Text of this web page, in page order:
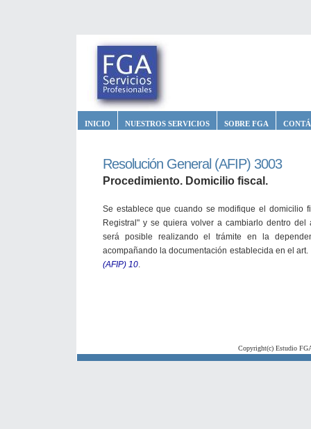
INICIO NUESTROS SERVICIOS SOBRE FGA
Resolución General (AFIP) 3003
Procedimiento. Domicilio fiscal.
Se establece que cuando se modifique el domicilio
Registral" y se quiera volver a cambiarlo dentro
será posible realizando el trámite en la
acompañando la documentación establecida en el art.
(AFIP) 10.
Copyright(c) Estudio